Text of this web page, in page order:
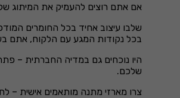
אם אתם רוצים להעמיק את המיתוג
שלבו עיצוב אחיד בכל החומרים
בכל נקודות המגע עם הלקוח, אתם
היו נוכחים גם במדיה החברתית –
שלכם.
צרו מארזי מתנה מותאמים אישית –